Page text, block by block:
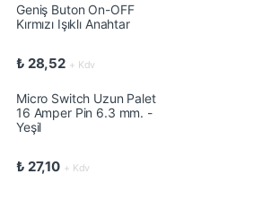
Geniş Buton On-OFF
Kırmızı Işıklı Anahtar
₺ 28,52 + Kdv
Micro Switch Uzun Palet
16 Amper Pin 6.3 mm. -
Yeşil
₺ 27,10 + Kdv